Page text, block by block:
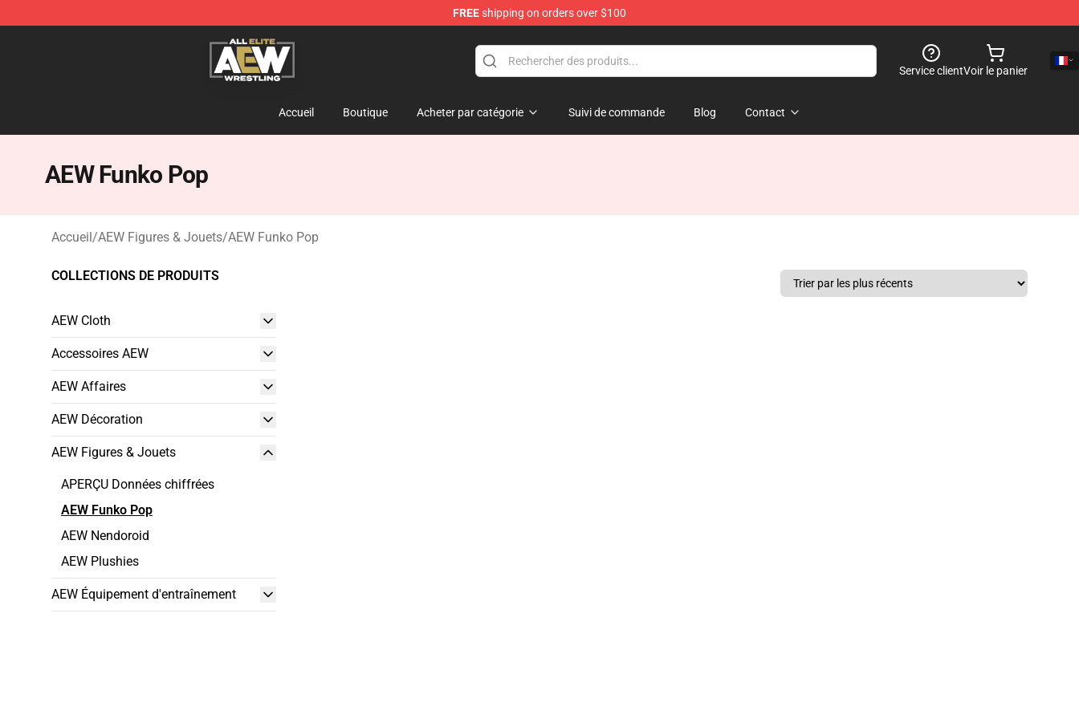
FREEshipping on orders over $100
Aew Shop ⚡️ Official Aew Merchandise Store
Service clientVoir le panier
Accueil Boutique Acheter par catégorie Suivi de commande Blog Contact
AEW Funko Pop
Accueil/AEW Figures & Jouets/AEW Funko Pop
COLLECTIONS DE PRODUITS
AEW Cloth
Accessoires AEW
AEW Affaires
AEW Décoration
AEW Figures & Jouets
APERÇU Données chiffrées
AEW Funko Pop
AEW Nendoroid
AEW Plushies
AEW Équipement d'entraînement